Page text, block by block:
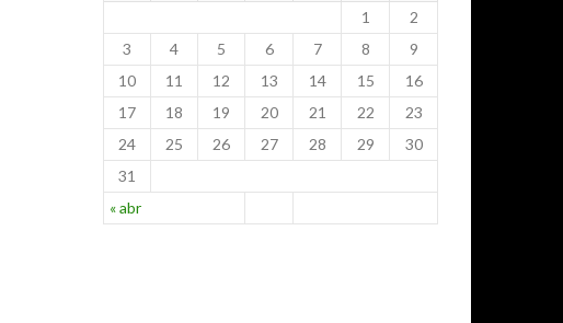
« abr
1
2
3
4 5 6 7 8
9
10
11 12 13 14 15
16
17
18 19 20 21 22
23
24
25 26 27 28 29
30
31